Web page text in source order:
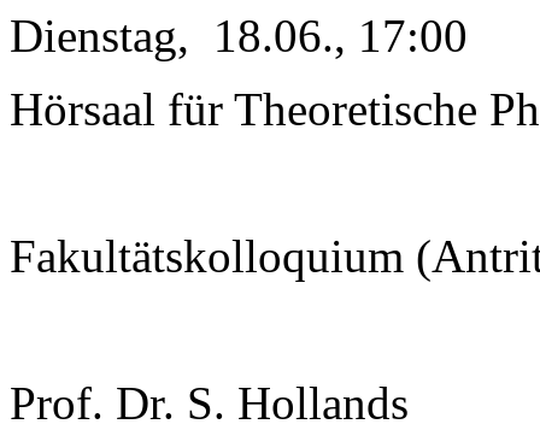
Dienstag, 18.06., 17:00
Hörsaal für Theoretische
Fakultätskolloquium
Prof. Dr. S. Hollands